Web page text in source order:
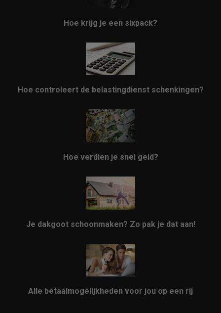
Hoe krijg je een sixpack?
Hoe controleert de belastingdienst schenkingen?
Hoe verdien je snel geld?
Je dakgoot schoonmaken? Zo pak je dat aan!
Alle betaalmogelijkheden voor jou op een rij